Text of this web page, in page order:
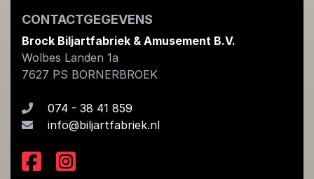
CONTACTGEGEVENS
Brock Biljartfabriek & Amusement B.V.
Wolbes Landen 1a
7627 PS BORNERBROEK
074 - 38 41 859
info@biljartfabriek.nl